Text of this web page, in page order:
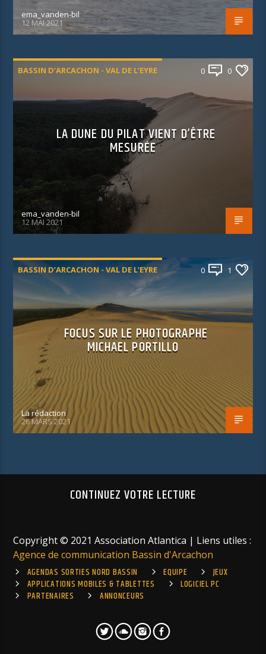
ema_vanden-bil
12 MAI 2021
BASSIN D’ARCACHON - VAL DE L’EYRE 0 0
LA DUNE DU PILAT VIENT D’ÊTRE
MESURÉE
ema_vanden-bil
12 MAI 2021
BASSIN D’ARCACHON - VAL DE L’EYRE 0 1
FOCUS SUR LE PHOTOGRAPHE
MICHAEL PORTILLO
La rédaction
26 MARS 2021
CONTINUEZ VOTRE LECTURE
Copyright © 2021 Association Atlantica | Liens utiles :
Agence de communication Bassin d'Arcachon
AGENDAS SORTIES NORD BASSIN
EQUIPE
JEUX
APPLICATIONS MOBILES & TABLETTES
LOGICIEL PC
PARTENAIRES
ANNONCEURS